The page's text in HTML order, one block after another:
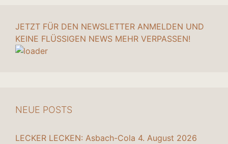
JETZT FÜR DEN NEWSLETTER ANMELDEN UND
KEINE FLÜSSIGEN NEWS MEHR VERPASSEN!
NEUE POSTS
LECKER LECKEN: Asbach-Cola 4. August 2026